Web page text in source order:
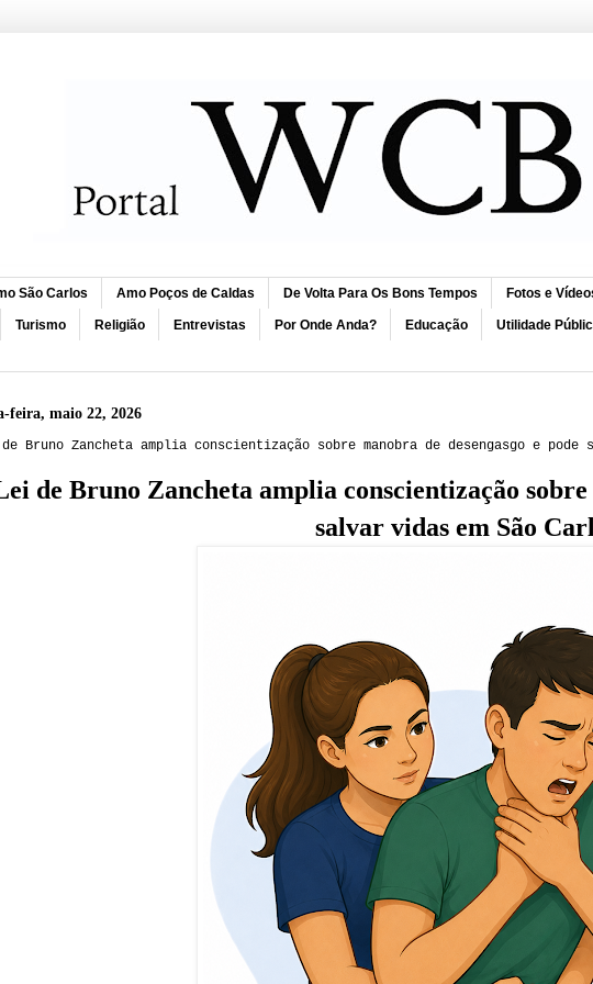
São Carlos Amo Poços de Caldas De Volta Para Os Bons Tempos Fotos e
Turismo Religião Entrevistas Por Onde Anda? Educação Utilidade
feira, maio 22, 2026
Bruno Zancheta amplia conscientização sobre manobra de desengasgo e
de Bruno Zancheta amplia conscientização sobre
salvar vidas em São